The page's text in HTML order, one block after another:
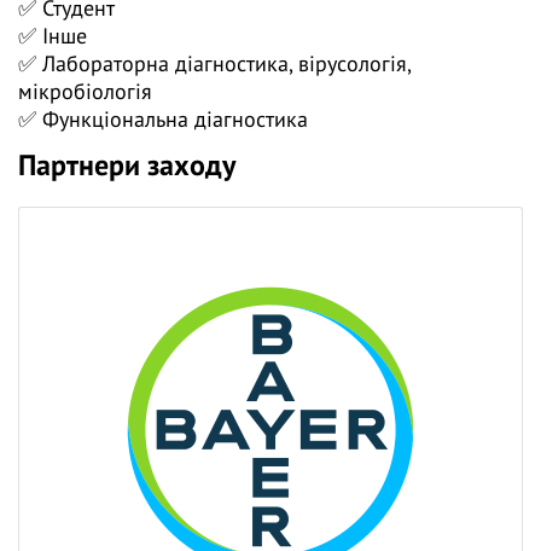
👍 Долучайтеся до діалогу, задавайте питання та
висловлюйте власну думку - зробіть навчання
дієвішим. Ми намагаємось відповідати і після
вебінарів.
✅ Студент
✅ Інше
✅ Лабораторна діагностика, вірусологія,
мікробіологія
✅ Функціональна діагностика
Партнери заходу